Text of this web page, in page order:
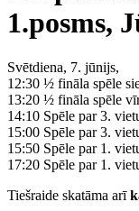
1.posms,
Svētdiena, 7. jūnijs,
12:30 ½ fināla spēle
13:20 ½ fināla spēle
14:10 Spēle par 3.
15:00 Spēle par 3.
15:50 Spēle par 1.
17:20 Spēle par 1.
Tiešraide skatāma arī